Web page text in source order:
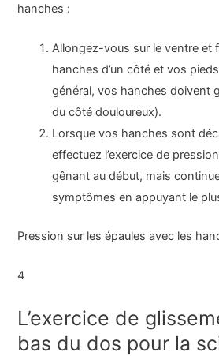
hanches :
Allongez-vous sur le ventre et
hanches d’un côté et vos pieds
général, vos hanches doivent
du côté douloureux).
Lorsque vos hanches sont
effectuez l’exercice de
gênant au début, mais
symptômes en appuyant le
Pression sur les épaules avec les
4
L’exercice de
bas du dos pour la